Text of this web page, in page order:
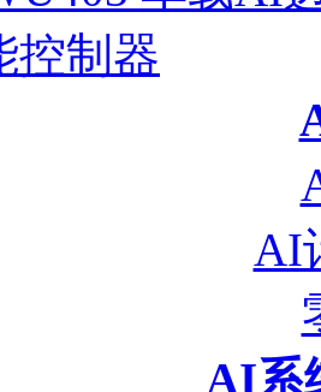
控制器
AI
AI系